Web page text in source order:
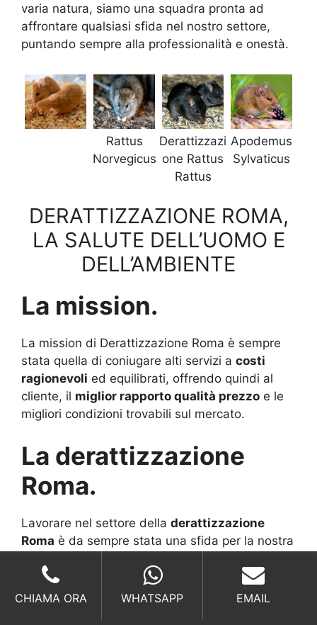
varia natura, siamo una squadra pronta ad
affrontare qualsiasi sfida nel nostro settore,
puntando sempre alla professionalità e onestà.
Rattus
Norvegicus
Derattizzazi
one Rattus
Rattus
Apodemus
Sylvaticus
DERATTIZZAZIONE ROMA,
LA SALUTE DELL’UOMO E
DELL’AMBIENTE
La mission.
La mission di Derattizzazione Roma è sempre
stata quella di coniugare alti servizi a costi
ragionevoli ed equilibrati, offrendo quindi al
cliente, il miglior rapporto qualità prezzo e le
migliori condizioni trovabili sul mercato.
La derattizzazione
Roma.
Lavorare nel settore della derattizzazione
Roma è da sempre stata una sfida per la nostra
rintracciare sul mercato prodotti sempre più
“naturali” e sempre meno compromettenti dal
CHIAMA ORA WHATSAPP EMAIL